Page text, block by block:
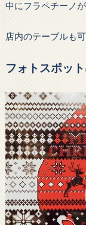
中にフラペチーノ
店内のテーブルも
フォトスポット